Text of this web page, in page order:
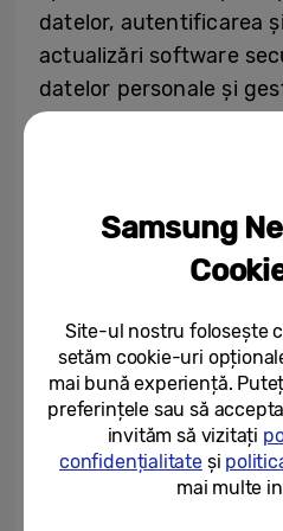
datelor, autentificarea
actualizări software
datelor personale și
Piața europeană crește
securitate prin
privind echipamentele
viitoarea implementare
Act (CRA). În acest
Nord demonstrează
a respecta
actualizate și
proteja utilizatorii în
Samsung
Site-ul nostru folosește
setăm cookie-uri
mai bună experiență.
preferințele sau să
invităm să vizitați
confidențialitateși
mai multe